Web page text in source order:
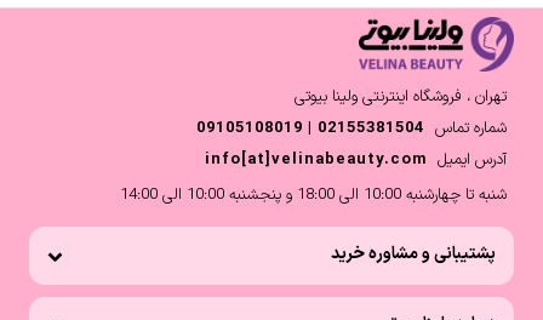
تهران ، فروشگاه اینترنتی ولینا بیوتی
شماره تماس 02155381504 | 09105108019
آدرس ایمیل info[at]velinabeauty.com
شنبه تا چهارشنبه 10:00 الی 18:00 و پنجشنبه 10:00 الی 14:00
پشتیبانی و مشاوره خرید